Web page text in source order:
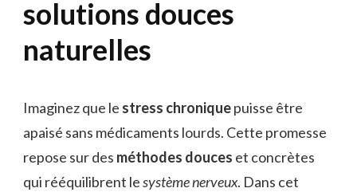
solutions douces
naturelles
Imaginez que le stress chroniquepuisse être
apaisé sans médicaments lourds. Cette promesse
repose sur des méthodes douces et concrètes
qui rééquilibrent lesystème nerveux. Dans cet